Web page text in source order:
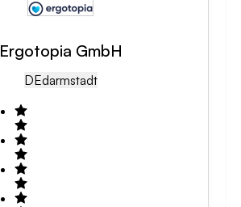
Ergotopia GmbH
DEDarmstadt